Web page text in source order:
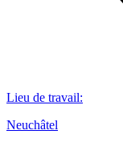
Lieu de travail:
Neuchâtel